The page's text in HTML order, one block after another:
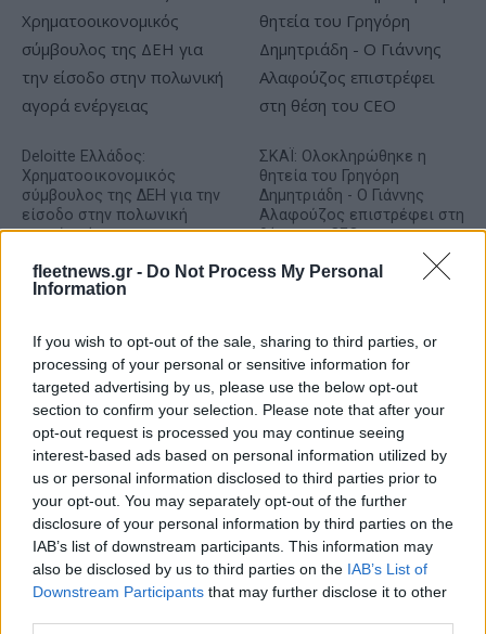
fleetnews.gr - Do Not Process My Personal
Information
If you wish to opt-out of the sale, sharing to third parties, or
processing of your personal or sensitive information for
targeted advertising by us, please use the below opt-out
section to confirm your selection. Please note that after your
opt-out request is processed you may continue seeing
interest-based ads based on personal information utilized by
us or personal information disclosed to third parties prior to
your opt-out. You may separately opt-out of the further
disclosure of your personal information by third parties on the
IAB’s list of downstream participants. This information may
also be disclosed by us to third parties on the IAB’s List of
Downstream Participants that may further disclose it to other
Deloitte Ελλάδος:
Χρηματοοικονομικός
σύμβουλος της ΔΕΗ για την
είσοδο στην πολωνική
αγορά ενέργειας
ΣΚΑΪ: Ολοκληρώθηκε η
θητεία του Γρηγόρη
Δημητριάδη - Ο Γιάννης
Αλαφούζος επιστρέφει στη
θέση του CEO
Media: Με ενίσχυση 8 εκατ. ευρώ σε 451 επιχειρήσεις
ξεκίνησε το πρόγραμμα στήριξης- Κάλυψη εισφορών
ΕΔΟΕΑΠ
Η Toyota φέρνει νέα γενιά
μπαταριών για τα υβριδικά
Σε κινεζική… πολιορκία η
ευρωπαϊκή